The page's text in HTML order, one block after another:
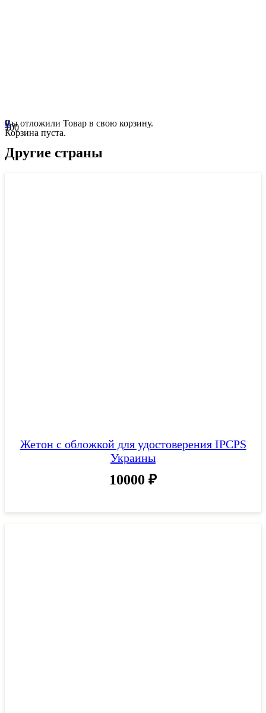
0
Вы отложили Товар в свою корзину.
Корзина пуста.
Другие страны
Жетон с обложкой для удостоверения IPCPS
Украины
10000 ₽